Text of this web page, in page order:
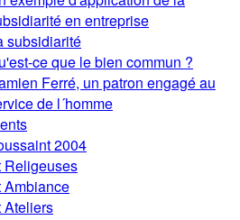
en entreprise
subsidiarité
ce que le bien commun ?
Ferré, un patron engagé au
de l´homme
2004
Religeuses
Ambiance
Ateliers